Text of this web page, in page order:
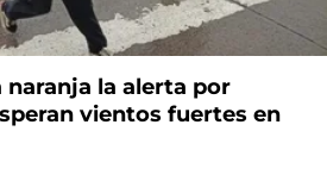
naranja la alerta por
vientos fuertes en